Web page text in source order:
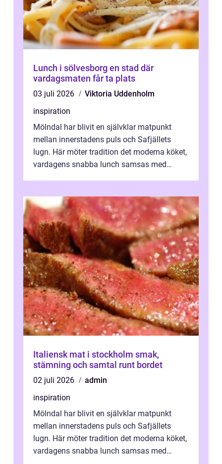
Lunch i sölvesborg en stad där
vardagsmaten får ta plats
03 juli 2026
Viktoria Uddenholm
inspiration
Mölndal har blivit en självklar matpunkt
mellan innerstadens puls och Safjällets
lugn. Här möter tradition det moderna köket,
vardagens snabba lunch samsas med
Italiensk mat i stockholm smak,
stämning och samtal runt bordet
02 juli 2026
admin
inspiration
Mölndal har blivit en självklar matpunkt
mellan innerstadens puls och Safjällets
lugn. Här möter tradition det moderna köket,
vardagens snabba lunch samsas med